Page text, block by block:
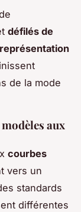
défilés de
représentation
de la mode
aux
courbes
vers un
standards
différentes